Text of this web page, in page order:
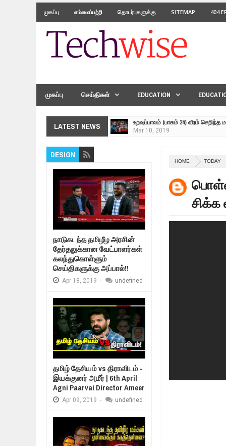
முகப்பு எம்மைப்பற்றி தொடர்புகளுக்கு SITEMAP 404
முகப்பு செய்திகள் EDUCATION
LATEST NEWS உறவுப்பாலம் (பாகம் 24) வீரம்
Mar 10, 2019
மக்கள் போராட்டம் ஜெனீவாவிலிருந்து
Mar
MORE INTERNATIONAL NGOS
Feb
நிர்க்கதி ஆக்கப்பட்டவர்களின்
உலக நாடுகளே கண்டு அஞ்சும்
Feb
Feb
நாடுகடந்த தமிழீழ அரசின்
தமிழ் தேசியம் VS திராவிடம் -
Apr
நாடுகடந்த தமிழீழ மக்கள்
Apr 03,
HOME TODAY
சிக்க
DESIGN
நாடுகடந்த தமிழீழ அரசின்
தேர்தலுக்கான வேட்பாளர்கள்
கலந்துகொள்ளும்
செய்திகளுக்கு அப்பால்!!
Apr 18, 2019 - undefined
தமிழ் தேசியம் vs திராவிடம் -
இயக்குனர் அமீர் | 6th April
Agni Paarvai Director Ameer
Apr 09, 2019 - undefined